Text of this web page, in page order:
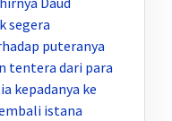
segera
puteranya
tentera dari para
kepadanya ke
istana